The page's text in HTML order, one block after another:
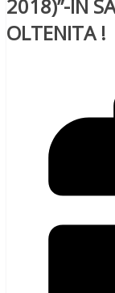
2018)”-IN
OLTENITA !